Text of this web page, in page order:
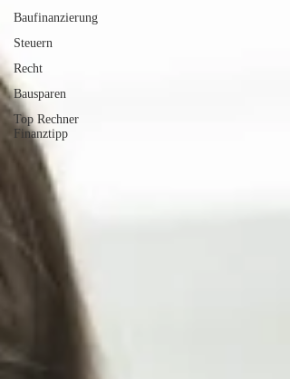
Baufinanzierung
Steuern
Recht
Bausparen
Top Rechner
Finanztipp